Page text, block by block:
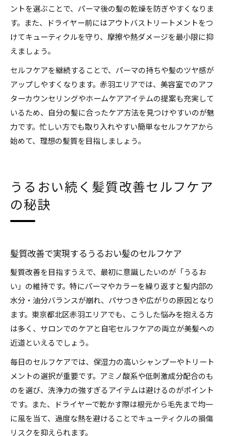
ントを選ぶことで、パーマ後の髪の乾燥を防ぎやすくなりま
す。また、ドライヤー前にはアウトバストリートメントをつ
けてキューティクルを守り、摩擦や熱ダメージを最小限に抑
えましょう。
セルフケアを継続することで、パーマの持ちや髪のツヤ感が
アップしやすくなります。赤羽エリアでは、美容室でのアフ
ターカウンセリングやホームケアアイテムの提案も充実して
いるため、自分の髪に合ったケア方法を見つけやすいのが魅
力です。忙しい方でも取り入れやすい簡単なセルフケアから
始めて、理想の髪質を目指しましょう。
うるおい続く髪質改善セルフケア
の秘訣
髪質改善で実現するうるおい髪のセルフケア
髪質改善を目指すうえで、最初に意識したいのが「うるお
い」の維持です。特にパーマやカラーを繰り返すと髪内部の
水分・油分バランスが崩れ、パサつきや広がりの原因となり
ます。東京都北区赤羽エリアでも、こうした悩みを抱える方
は多く、サロンでのケアと自宅セルフケアの両立が美髪への
近道といえるでしょう。
毎日のセルフケアでは、保湿力の高いシャンプーやトリート
メントの選択が重要です。アミノ酸系や低刺激成分配合のも
のを選び、洗浄力の強すぎるアイテムは避けるのがポイント
です。また、ドライヤーで乾かす際は根元から毛先まで均一
に風を当て、過度な熱を避けることでキューティクルの損傷
リスクを抑えられます。